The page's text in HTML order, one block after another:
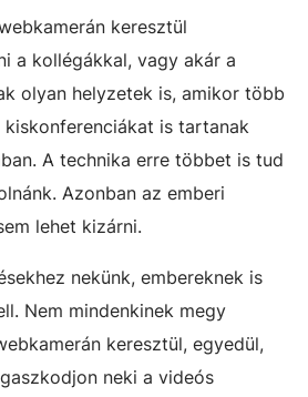
keresztül
a kollégákkal, vagy akár a
olyan helyzetek is, amikor több
is tartanak
A technika erre többet is tud
Azonban az emberi
lehet kizárni.
nekünk, embereknek is
Nem mindenkinek megy
keresztül, egyedül,
neki a videós